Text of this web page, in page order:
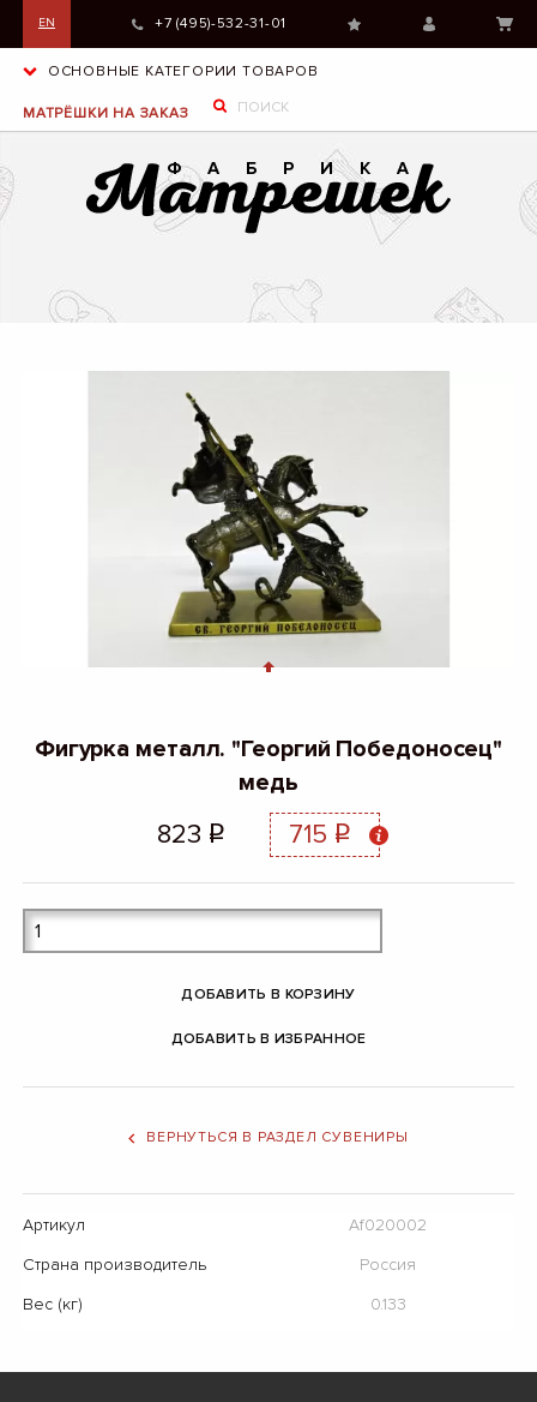
EN +7 (495)-532-31-01
ОСНОВНЫЕ КАТЕГОРИИ ТОВАРОВ
МАТРЁШКИ НА ЗАКАЗ
Фигурка металл. "Георгий Победоносец"
медь
823 q 715 q
ДОБАВИТЬ В КОРЗИНУ
ДОБАВИТЬ В ИЗБРАННОЕ
ВЕРНУТЬСЯ В РАЗДЕЛ СУВЕНИРЫ
Артикул
Аf020002
Страна производитель
Россия
Вес (кг)
0.133